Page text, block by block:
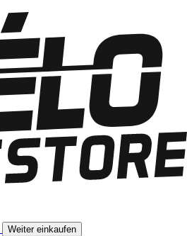
Weiter einkaufen